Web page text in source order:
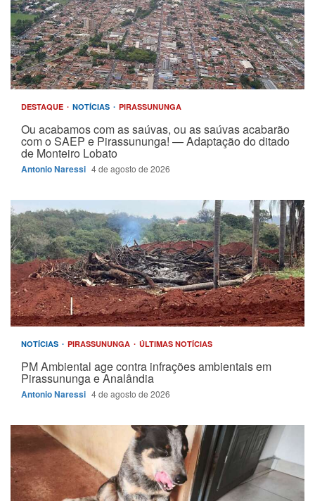
DESTAQUE NOTÍCIAS PIRASSUNUNGA
Ou acabamos com as saúvas, ou as saúvas acabarão
com o SAEP e Pirassununga! — Adaptação do ditado
de Monteiro Lobato
Antonio Naressi 4 de agosto de 2026
NOTÍCIAS PIRASSUNUNGA ÚLTIMAS NOTÍCIAS
PM Ambiental age contra infrações ambientais em
Pirassununga e Analândia
Antonio Naressi 4 de agosto de 2026